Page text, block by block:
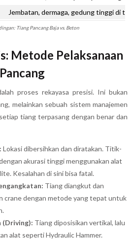
Jembatan, dermaga, gedung tinggi di
Tiang Pancang Baja vs. Beton
Metode Pelaksanaan
proses rekayasa presisi. Ini bukan
melainkan sebuah sistem manajemen
tiang terpasang dengan benar dan
Lokasi dibersihkan dan diratakan. Titik-
akurasi tinggi menggunakan alat
Kesalahan di sini bisa fatal.
Tiang diangkut dan
crane dengan metode yang tepat untuk
(Driving): Tiang diposisikan vertikal, lalu
alat seperti Hydraulic Hammer.